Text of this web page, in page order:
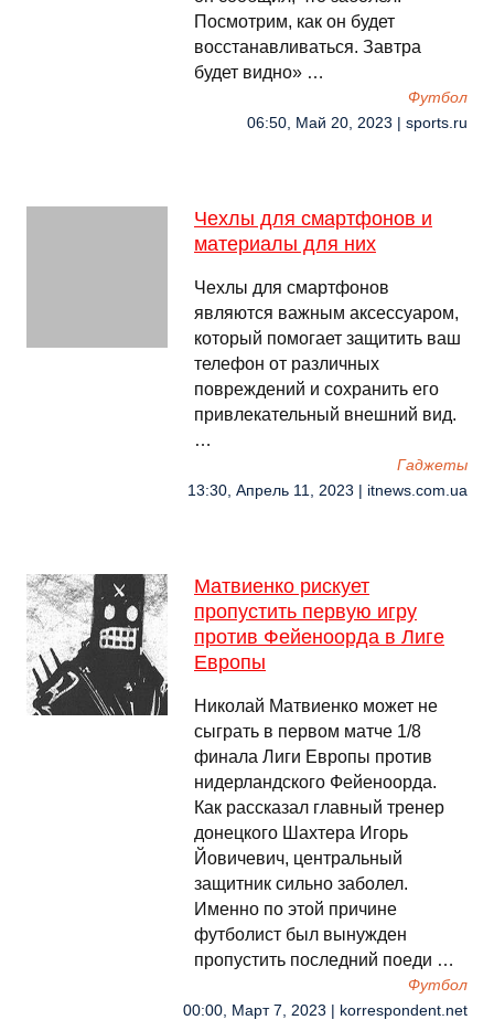
Посмотрим, как он будет
восстанавливаться. Завтра
будет видно» …
Футбол
06:50, Май 20, 2023 | sports.ru
Чехлы для смартфонов и
материалы для них
Чехлы для смартфонов
являются важным аксессуаром,
который помогает защитить ваш
телефон от различных
повреждений и сохранить его
привлекательный внешний вид.
…
Гаджеты
13:30, Апрель 11, 2023 | itnews.com.ua
Матвиенко рискует
пропустить первую игру
против Фейеноорда в Лиге
Европы
Николай Матвиенко может не
сыграть в первом матче 1/8
финала Лиги Европы против
нидерландского Фейеноорда.
Как рассказал главный тренер
донецкого Шахтера Игорь
Йовичевич, центральный
защитник сильно заболел.
Именно по этой причине
футболист был вынужден
пропустить последний поеди …
Футбол
00:00, Март 7, 2023 | korrespondent.net